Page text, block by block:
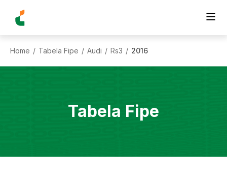
Home / Tabela Fipe / Audi / Rs3 / 2016
Tabela Fipe